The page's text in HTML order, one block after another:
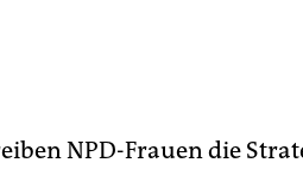
NPD-Frauen die